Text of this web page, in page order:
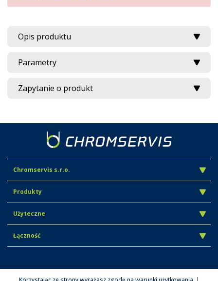
Opis produktu
Parametry
Zapytanie o produkt
Chromservis s.r.o.
Produkty
Użyteczne
Łączność